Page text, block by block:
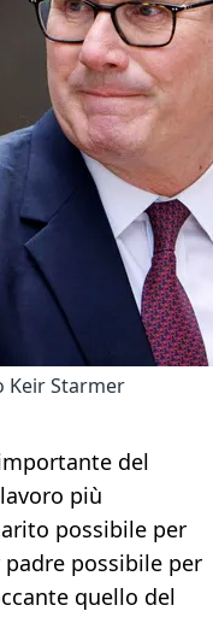
Keir Starmer
del
più
possibile per
possibile per
quello del